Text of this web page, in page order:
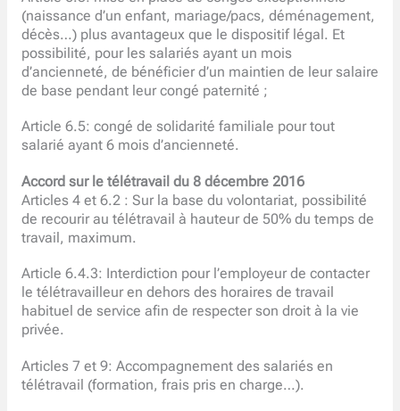
(naissance d’un enfant, mariage/pacs, déménagement,
décès…) plus avantageux que le dispositif légal. Et
possibilité, pour les salariés ayant un mois
d’ancienneté, de bénéficier d’un maintien de leur salaire
de base pendant leur congé paternité ;
Article 6.5: congé de solidarité familiale pour tout
salarié ayant 6 mois d’ancienneté.
Accord sur le télétravail du 8 décembre 2016
Articles 4 et 6.2 : Sur la base du volontariat, possibilité
de recourir au télétravail à hauteur de 50% du temps de
travail, maximum.
Article 6.4.3: Interdiction pour l’employeur de contacter
le télétravailleur en dehors des horaires de travail
habituel de service afin de respecter son droit à la vie
privée.
Articles 7 et 9: Accompagnement des salariés en
télétravail (formation, frais pris en charge…).